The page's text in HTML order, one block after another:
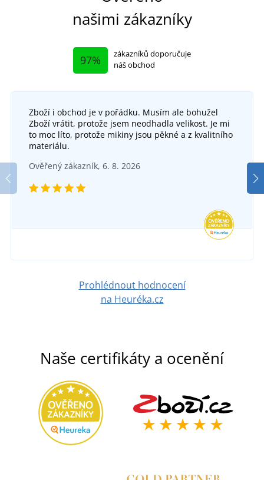
našimi zákazníky
97%
zákazníků doporučuje
náš obchod
Zboží i obchod je v pořádku. Musím ale bohužel
Zboží vrátit, protože jsem neodhadla velikost. Je mi
to moc líto, protože mikiny jsou pěkné a z kvalitního
materiálu.
Ověřený zákazník, 6. 8. 2026
Prohlédnout hodnocení
na Heuréka.cz
Naše certifikáty a ocenění